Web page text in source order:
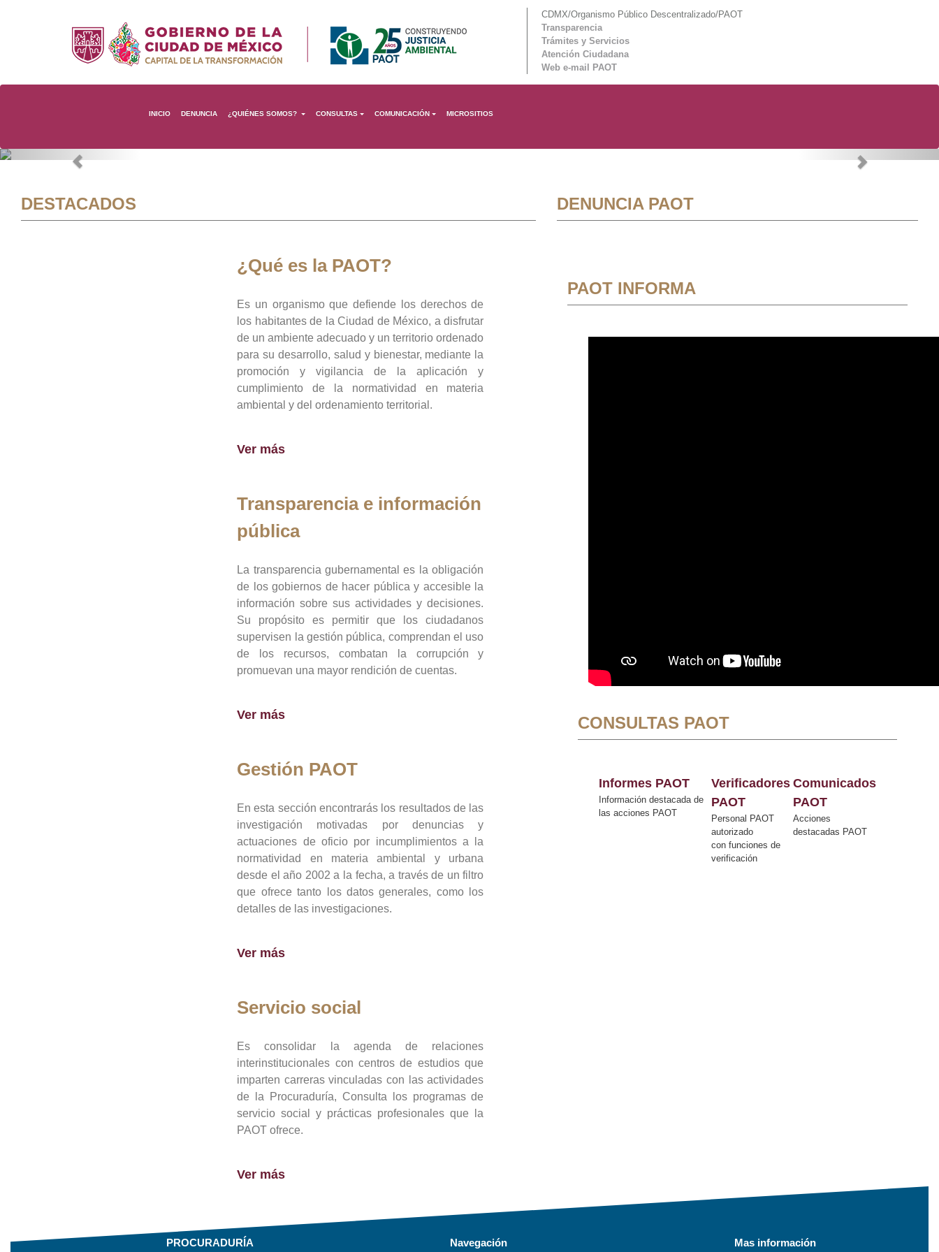
CDMX/Organismo Público Descentralizado/PAOT
Transparencia
Trámites y Servicios
Atención Ciudadana
Web e-mail PAOT
INICIO DENUNCIA ¿QUIÉNES SOMOS? CONSULTAS COMUNICACIÓN MICROSITIOS
Previous Next
DESTACADOS
¿Qué es la PAOT?
Es un organismo que defiende los derechos de
los habitantes de la Ciudad de México, a disfrutar
de un ambiente adecuado y un territorio ordenado
para su desarrollo, salud y bienestar, mediante la
promoción y vigilancia de la aplicación y
cumplimiento de la normatividad en materia
ambiental y del ordenamiento territorial.
Ver más
Transparencia e información
pública
La transparencia gubernamental es la obligación
de los gobiernos de hacer pública y accesible la
información sobre sus actividades y decisiones.
Su propósito es permitir que los ciudadanos
supervisen la gestión pública, comprendan el uso
de los recursos, combatan la corrupción y
promuevan una mayor rendición de cuentas.
Ver más
Gestión PAOT
En esta sección encontrarás los resultados de las
investigación motivadas por denuncias y
actuaciones de oficio por incumplimientos a la
normatividad en materia ambiental y urbana
desde el año 2002 a la fecha, a través de un filtro
que ofrece tanto los datos generales, como los
detalles de las investigaciones.
Ver más
Servicio social
Es consolidar la agenda de relaciones
interinstitucionales con centros de estudios que
imparten carreras vinculadas con las actividades
de la Procuraduría, Consulta los programas de
servicio social y prácticas profesionales que la
PAOT ofrece.
Ver más
DENUNCIA PAOT
PAOT INFORMA
CONSULTAS PAOT
Informes PAOT
Información destacada de
las acciones PAOT
Verificadores
PAOT
Personal PAOT
autorizado
con funciones de
verificación
Comunicados
PAOT
Acciones
destacadas PAOT
PROCURADURÍA Navegación Mas información